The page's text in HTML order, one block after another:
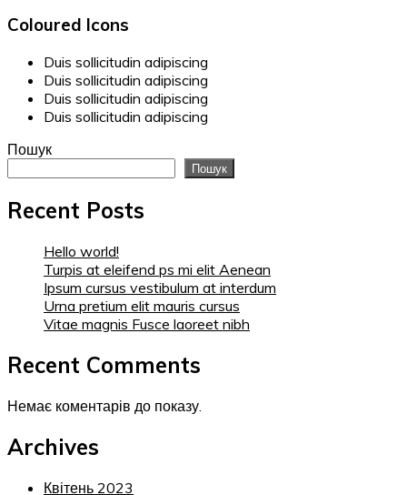
Coloured Icons
Duis sollicitudin adipiscing
Duis sollicitudin adipiscing
Duis sollicitudin adipiscing
Duis sollicitudin adipiscing
Пошук
Пошук
Recent Posts
Hello world!
Turpis at eleifend ps mi elit Aenean
Ipsum cursus vestibulum at interdum
Urna pretium elit mauris cursus
Vitae magnis Fusce laoreet nibh
Recent Comments
Немає коментарів до показу.
Archives
Квітень 2023